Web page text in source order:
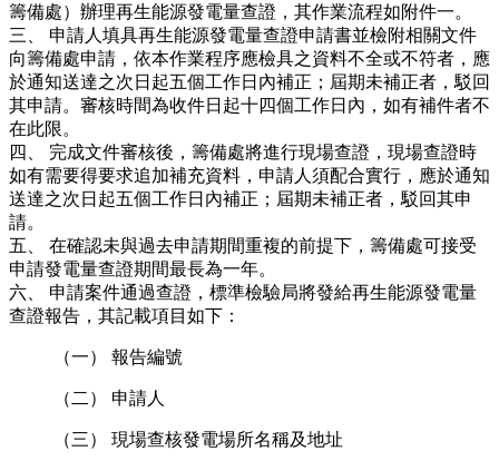
籌備處）辦理再生能源發電量查證，其作業流程如附件一。
三、 申請人填具再生能源發電量查證申請書並檢附相關文件
向籌備處申請，依本作業程序應檢具之資料不全或不符者，應
於通知送達之次日起五個工作日內補正；屆期未補正者，駁回
其申請。審核時間為收件日起十四個工作日內，如有補件者不
在此限。
四、 完成文件審核後，籌備處將進行現場查證，現場查證時
如有需要得要求追加補充資料，申請人須配合實行，應於通知
送達之次日起五個工作日內補正；屆期未補正者，駁回其申
請。
五、 在確認未與過去申請期間重複的前提下，籌備處可接受
申請發電量查證期間最長為一年。
六、 申請案件通過查證，標準檢驗局將發給再生能源發電量
查證報告，其記載項目如下：
（一） 報告編號
（二） 申請人
（三） 現場查核發電場所名稱及地址